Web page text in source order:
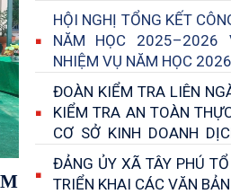
CÓ HOÀN CẢNH KHÓ
XÃ
HỘI NGHỊ TỔNG KẾT
NĂM HỌC 2025–2026
NHIỆM VỤ NĂM HỌC
ĐOÀN KIỂM TRA LIÊN
KIỂM TRA AN TOÀN
CƠ SỞ KINH DOANH
TRÊN ĐỊA BÀN XÃ
ĐẢNG ỦY XÃ TÂY PHÚ
TRIỂN KHAI CÁC VĂN